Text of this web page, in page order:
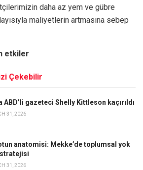
daha az yem ve gübre
maliyetlerin artmasına sebep
etkiler
Çekebilir
ABD’li gazeteci Shelly Kittleson kaçırıldı
31, 2026
anatomisi: Mekke’de toplumsal yok
31, 2026